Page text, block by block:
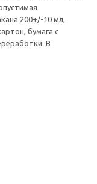
200+/-10 мл,
бумага с
В